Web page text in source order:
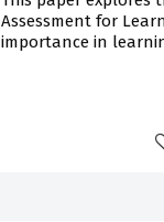
Assessment for
importance in